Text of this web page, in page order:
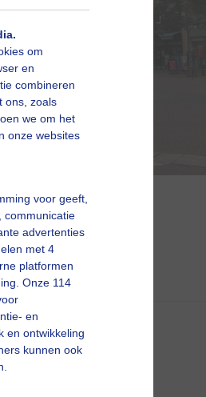
om
en
combineren
ons, zoals
we om het
onze websites
voor geeft,
communicatie
advertenties
met 4
platformen
Onze 114
en
en ontwikkeling
kunnen ook
161x bekeken